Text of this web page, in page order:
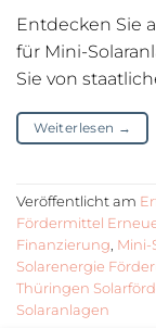
Entdecken Sie
für Mini-
Sie von
Weiterlesen →
Veröffentlicht am
Fördermittel
Finanzierung Mini-
Solarenergie
Thüringen
Solaranlagen